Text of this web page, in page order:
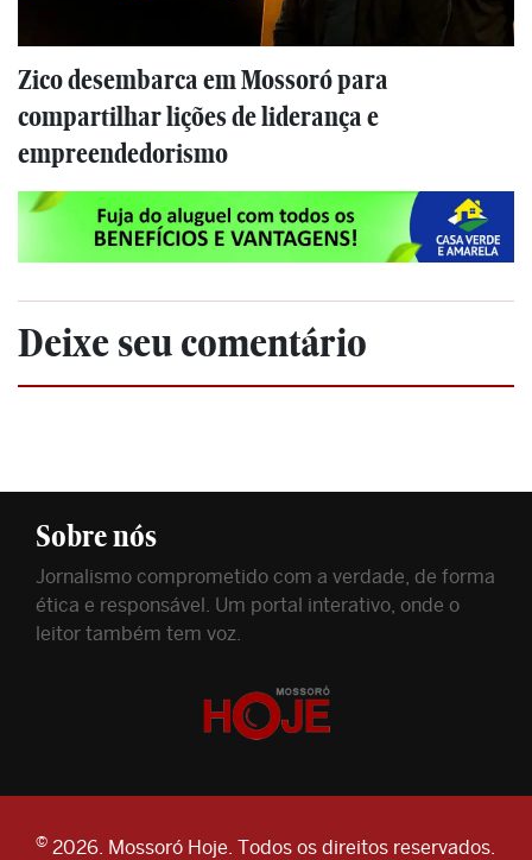
Zico desembarca em Mossoró para
compartilhar lições de liderança e
empreendedorismo
Deixe seu comentário
Sobre nós
Jornalismo comprometido com a verdade, de forma
ética e responsável. Um portal interativo, onde o
leitor também tem voz.
© 2026. Mossoró Hoje. Todos os direitos reservados.